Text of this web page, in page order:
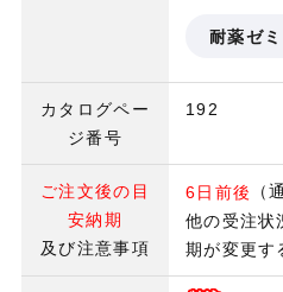
耐薬ゼミ
カタログペー
ジ番号
192
ご注文後の目
安納期
及び注意事項
6日前後
（
他の受注状
期が変更す